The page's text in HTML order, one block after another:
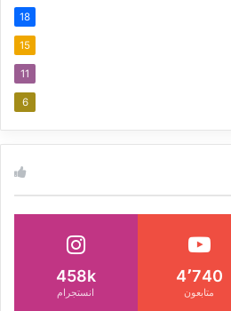
18
15
11
6
4٬740
متابعون
458k
انستجرام